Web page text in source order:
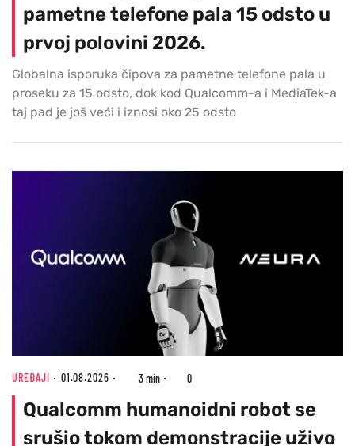
pametne telefone pala 15 odsto u
prvoj polovini 2026.
Globalna isporuka čipova za pametne telefone pala u
proseku za 15 odsto, dok kod Qualcomm-a i MediaTek-a
taj pad je još veći i iznosi oko 25 odsto
UREĐAJI 01.08.2026 3 min 0
Qualcomm humanoidni robot se
srušio tokom demonstracije uživo